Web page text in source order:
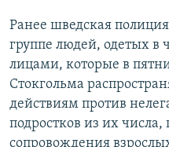
Ранее шведская
группе людей, одетых в
лицами, которые в
Стокгольма
действиям против
подростков из их
сопровождения